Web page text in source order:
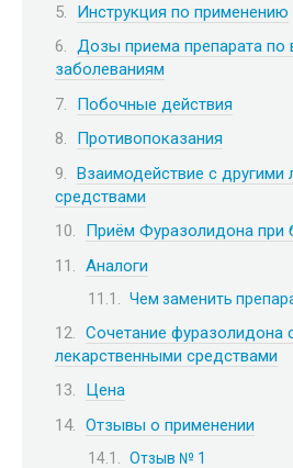
Инструкция по применению
Дозы приема препарата по
заболеваниям
Побочные действия
Противопоказания
Взаимодействие с другими
средствами
Приём Фуразолидона при
Аналоги
Чем заменить
Сочетание фуразолидона
лекарственными средствами
Цена
Отзывы о применении
Отзыв № 1